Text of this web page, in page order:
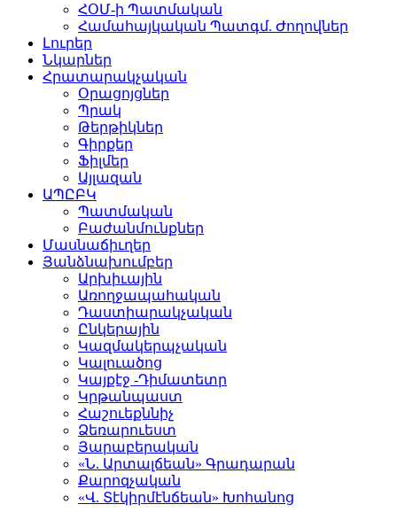
ՀՕՄ-ի Պատմական
Համահայկական Պատգմ. Ժողովներ
Լուրեր
Նկարներ
Հրատարակչական
Օրացոյցներ
Պրակ
Թերթիկներ
Գիրքեր
Ֆիլմեր
Այլազան
ԱՊԸԲԿ
Պատմական
Բաժանմունքներ
Մասնաճիւղեր
Յանձնախումբեր
Արխիւային
Առողջապահական
Դաստիարակչական
Ընկերային
Կազմակերպչական
Կալուածոց
Կայքէջ -Դիմատետր
Կրթանպաստ
Հաշուեքննիչ
Ձեռարուեստ
Յարաբերական
«Ն. Արտալճեան» Գրադարան
Քարոզչական
«Վ. Տէկիրմէնճեան» Խոհանոց